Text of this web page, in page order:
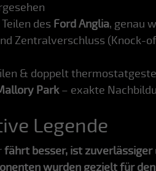
des Ford Anglia, genau
Zentralverschluss (Knock-
& doppelt
Park– exakte
Legende
fährt besser, ist zuverlässiger
wurden gezielt für